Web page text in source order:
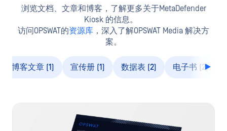
浏览文档、文章和博客，了解更多关于MetaDefender
Kiosk 的信息。
访问OPSWAT的资源库 ，深入了解OPSWAT Media 解决方
案。
博客文章 (1) 宣传册 (1) 数据表 (2) 电子书 (2)